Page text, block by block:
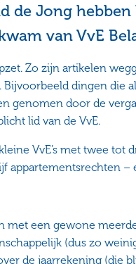
de Jong
van VvE
Zo zijn artikelen
dingen die
genomen door de
lid van de VvE.
VvE’s met twee
appartementsrechten
met een gewone
(dus zo
de jaarrekening (die